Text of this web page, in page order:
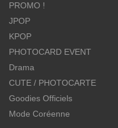
PROMO !
JPOP
KPOP
PHOTOCARD EVENT
Drama
CUTE / PHOTOCARTE
Goodies Officiels
Mode Coréenne